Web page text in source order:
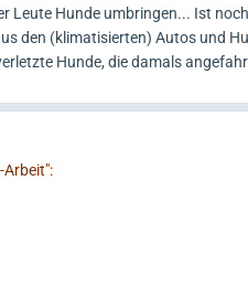
Leute Hunde umbringen... Ist
den (klimatisierten) Autos und
Hunde, die damals
Arbeit":